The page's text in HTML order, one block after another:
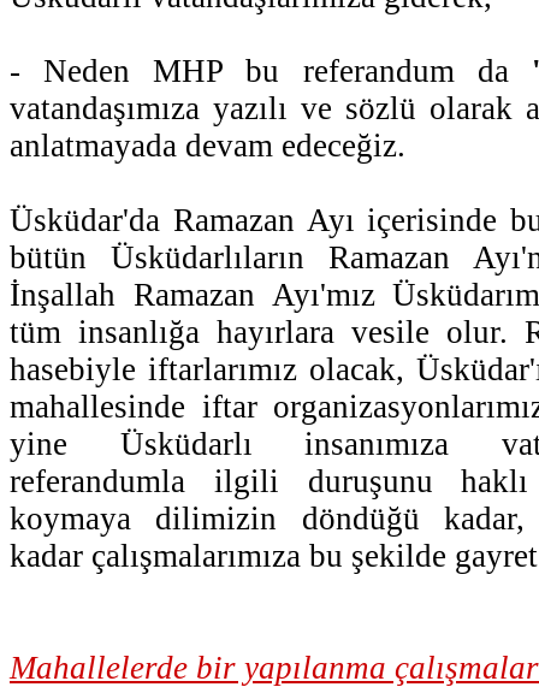
- Neden MHP bu referandum da
vatandaşımıza yazılı ve sözlü olarak
anlatmayada devam edeceğiz.
Üsküdar'da Ramazan Ayı içerisinde
bütün Üsküdarlıların Ramazan
İnşallah Ramazan Ayı'mız
tüm insanlığa hayırlara vesile olur.
hasebiyle iftarlarımız olacak,
mahallesinde iftar
yine Üsküdarlı insanımıza
referandumla ilgili duruşunu
koymaya dilimizin döndüğü
kadar çalışmalarımıza bu şekilde
Mahallelerde bir yapılanma